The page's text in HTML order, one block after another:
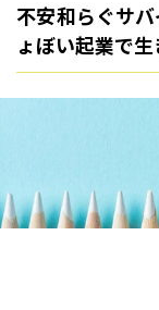
不安和らぐサ
ょぼい起業で生